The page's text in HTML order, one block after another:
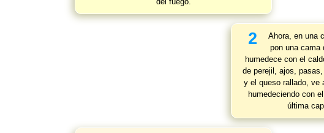
2
Ahora, en una
pon una cama
humedece con el
de perejil, ajos,
y el queso rallado, ve
humedeciendo con
última